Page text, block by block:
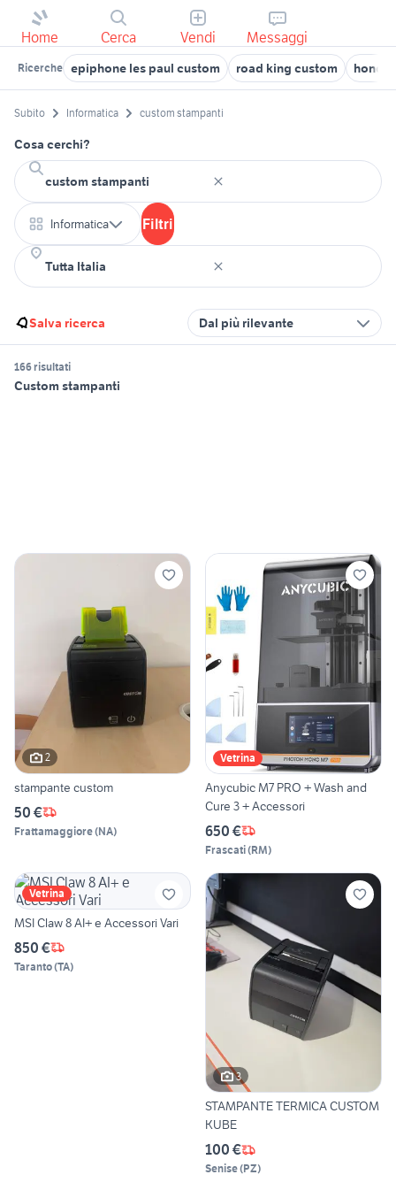
Home Cerca Vendi Messaggi
Ricerche epiphone les paul custom road king custom honda
Subito Informatica custom stampanti
Cosa cerchi?
Informatica Filtri
Salva ricerca Dal più rilevante
166 risultati
Custom stampanti
2
stampante custom
50 €
Frattamaggiore(NA)
Vetrina
Anycubic M7 PRO + Wash and
Cure 3 + Accessori
650 €
Frascati(RM)
Vetrina
MSI Claw 8 AI+ e Accessori Vari
850 €
Taranto(TA)
3
STAMPANTE TERMICA CUSTOM
KUBE
100 €
Senise(PZ)